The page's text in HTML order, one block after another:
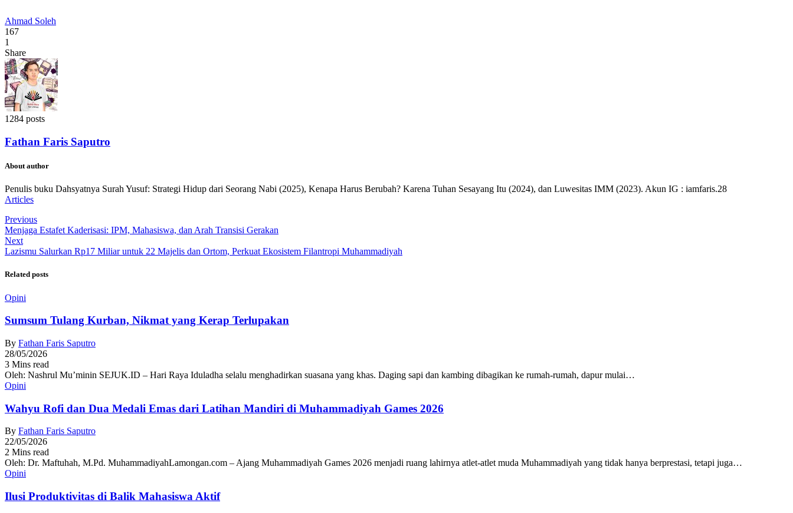
Ahmad Soleh
167
1
Share
1284 posts
Fathan Faris Saputro
About author
Penulis buku Dahsyatnya Surah Yusuf: Strategi Hidup dari Seorang Nabi (2025), Kenapa Harus Berubah? Karena Tuhan Sesayang Itu (2024), dan Luwesitas IMM (2023). Akun IG : iamfaris.28
Articles
Previous
Menjaga Estafet Kaderisasi: IPM, Mahasiswa, dan Arah Transisi Gerakan
Next
Lazismu Salurkan Rp17 Miliar untuk 22 Majelis dan Ortom, Perkuat Ekosistem Filantropi Muhammadiyah
Related posts
Opini
Sumsum Tulang Kurban, Nikmat yang Kerap Terlupakan
By Fathan Faris Saputro
28/05/2026
3 Mins read
Oleh: Nashrul Mu’minin SEJUK.ID – Hari Raya Iduladha selalu menghadirkan suasana yang khas. Daging sapi dan kambing dibagikan ke rumah-rumah, dapur mulai…
Opini
Wahyu Rofi dan Dua Medali Emas dari Latihan Mandiri di Muhammadiyah Games 2026
By Fathan Faris Saputro
22/05/2026
2 Mins read
Oleh: Dr. Maftuhah, M.Pd. MuhammadiyahLamongan.com – Ajang Muhammadiyah Games 2026 menjadi ruang lahirnya atlet-atlet muda Muhammadiyah yang tidak hanya berprestasi, tetapi juga…
Opini
Ilusi Produktivitas di Balik Mahasiswa Aktif